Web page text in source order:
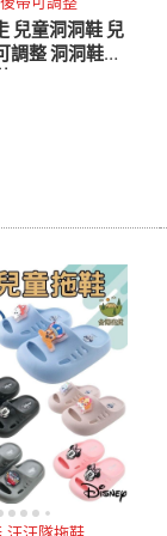
兒童洞洞鞋 兒
調整 洞洞鞋兒